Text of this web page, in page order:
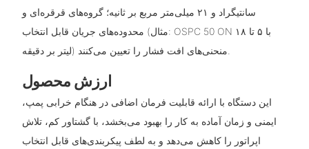
سانتیگراد و ۲۱ میلی‌متر مربع بر ثانیه؛ گروه‌های قرقره‌ای و
محدوده‌های جریان قابل انتخاب (مثال: OSPC 50 ON با ۵ تا ۱۸
لیتر بر دقیقه) منحنی‌های افت فشار را تعیین می‌کنند.
ارزش محصول
این دستگاه با ارائه قابلیت فرمان اضافی در هنگام خرابی پمپ،
ایمنی و زمان آماده به کار را بهبود می‌بخشد، با گشتاور کم، تلاش
اپراتور را کاهش می‌دهد و به لطف پیکربندی‌های قابل انتخاب